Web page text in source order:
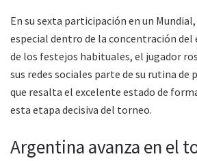
En su sexta participación en un
especial dentro de la concentración del
de los festejos habituales, el jugador
sus redes sociales parte de su rutina de
que resalta el excelente estado de
esta etapa decisiva del torneo.
Argentina avanza en el